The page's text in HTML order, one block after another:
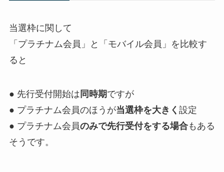
当選枠に関して
「プラチナム会員」と「モバイル会員」を比較す
ると
● 先行受付開始は 同時期ですが
● プラチナム会員のほうが当選枠を大きく 設定
● プラチナム会員のみで先行受付をする場合もある
そうです。